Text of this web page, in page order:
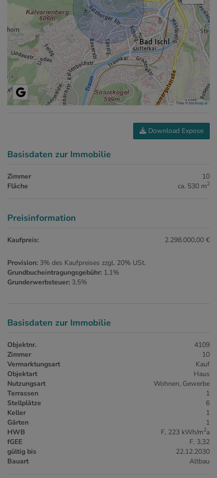
Tiles ©basemap.at
Download Expose
Basisdaten zur Immobilie
Zimmer
10
Fläche
ca. 530 m2
Preisinformation
Kaufpreis: 2.298.000,00 €
Provision: 3% des Kaufpreises zzgl. 20% USt.
Grundbucheintragungsgebühr: 1,1%
Grunderwerbsteuer: 3,5%
Basisdaten zur Immobilie
Objektnr.
4109
Zimmer
10
Vermarktungsart
Kauf
Objektart
Haus
Nutzungsart
Wohnen Gewerbe
Terrassen
1
Stellplätze
6
Keller
1
Gärten
1
HWB
F, 223 kWh/m2a
fGEE
F, 3,32
gültig bis
22.12.2030
Bauart
Altbau